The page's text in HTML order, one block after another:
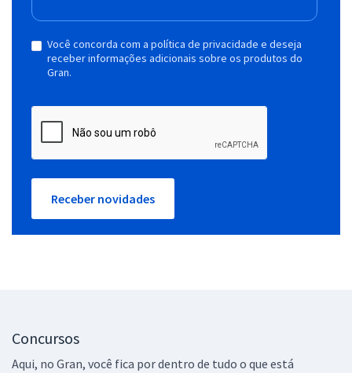
Você concorda com a política de privacidade e deseja
receber informações adicionais sobre os produtos do
Gran.
Receber novidades
Concursos
Aqui, no Gran, você fica por dentro de tudo o que está